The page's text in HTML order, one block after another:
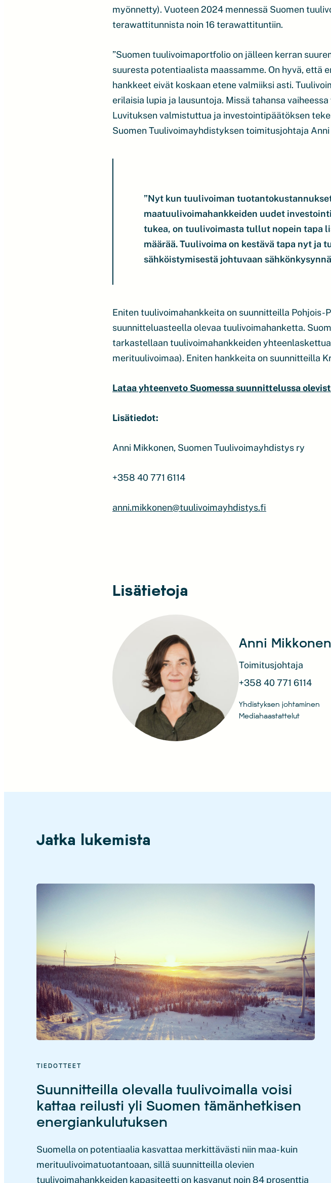
myönnetty). Vuoteen 2024 mennessä Suomen
terawattitunnista noin 16 terawattituntiin.
”Suomen tuulivoimaportfolio on jälleen kerran
suuresta potentiaalista maassamme. On hyvä, että
hankkeet eivät koskaan etene valmiiksi asti.
erilaisia lupia ja lausuntoja. Missä tahansa
Luvituksen valmistuttua ja investointipäätöksen
Suomen Tuulivoimayhdistyksen toimitusjohtaja
”Nyt kun tuulivoiman
maatuulivoimahankkeiden uudet
tukea, on tuulivoimasta tullut nopein tapa
määrää. Tuulivoima on kestävä tapa nyt ja
sähköistymisestä johtuvaan
Eniten tuulivoimahankkeita on suunnitteilla Pohjois-
suunnitteluasteella olevaa tuulivoimahanketta.
tarkastellaan tuulivoimahankkeiden
merituulivoimaa). Eniten hankkeita on suunnitteilla
Lataa yhteenveto Suomessa suunnittelussa
Lisätiedot:
Anni Mikkonen, Suomen Tuulivoimayhdistys ry
+358 40 771 6114
anni.mikkonen@tuulivoimayhdistys.fi
Lisätietoja
Anni Mikkonen
Toimitusjohtaja
+358 40 771 6114
Yhdistyksen johtaminen
Mediahaastattelut
Jatka lukemista
TIEDOTTEET
Suunnitteilla olevalla tuulivoimalla voisi
kattaa reilusti yli Suomen tämänhetkisen
energiankulutuksen
Suomella on potentiaalia kasvattaa merkittävästi niin maa- kuin
merituulivoimatuotantoaan, sillä suunnitteilla olevien
tuulivoimahankkeiden kapasiteetti on kasvanut noin 84 prosenttia